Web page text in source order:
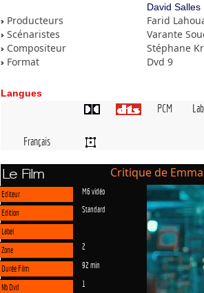
David Salles
Producteurs
Farid
Scénaristes
Varante
Compositeur
Stéphane
Format
Dvd 9
Langues
PCM
Français
Le Film Critique de
Editeur M6 vidéo
Edition Standard
Label
Zone
2
Durée Film 92 min
Nb Dvd 1